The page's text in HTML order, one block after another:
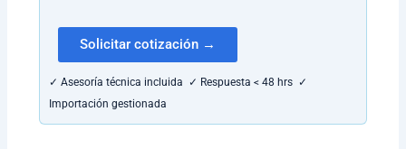
Solicitar cotización →
✓ Asesoría técnica incluida ✓ Respuesta < 48 hrs ✓
Importación gestionada